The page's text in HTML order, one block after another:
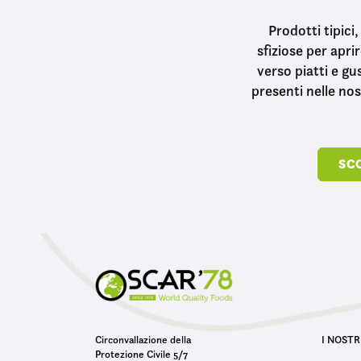
Prodotti tipici,
sfiziose per
verso piatti e
presenti nelle
Circonvallazione della
Protezione Civile 5/7
I